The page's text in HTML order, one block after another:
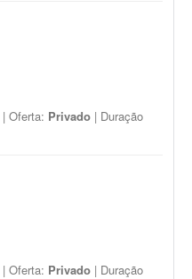
| Oferta: Privado | Duração
| Oferta: Privado | Duração